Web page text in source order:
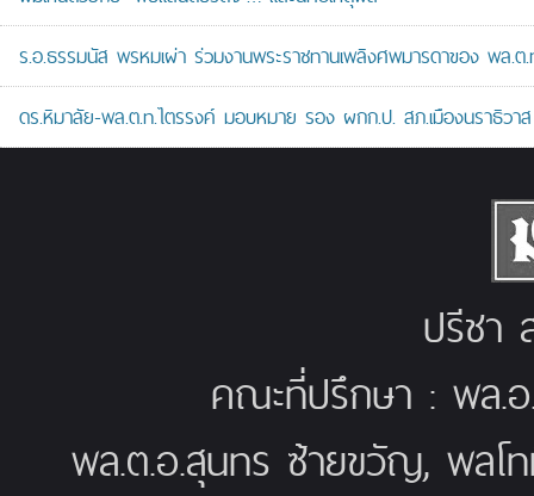
ร.อ.ธรรมนัส พรหมเผ่า ร่วมงานพระราชทานเพลิงศพมารดาของ พล.
ดร.หิมาลัย-พล.ต.ท.ไตรรงค์ มอบหมาย รอง ผกก.ป. สภ.เมืองนราธิว
ปรีชา
คณะที่ปรึกษา : พล.
พล.ต.อ.สุนทร ซ้ายขวัญ, พล